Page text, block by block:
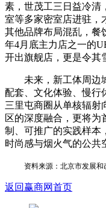
素，世茂工三日益冷清
室等多家密室店进驻，
其他品牌布局混乱，餐
年4月底主力店之一的
开出旗舰店，更是令其
未来，新工体周边
配套、文化体验、慢行
三里屯商圈从单核辐射
区的深度融合，更将为
制、可推广的实践样本
时尚感与烟火气的公共
资料来源：北京市发展
返回赢商网首页